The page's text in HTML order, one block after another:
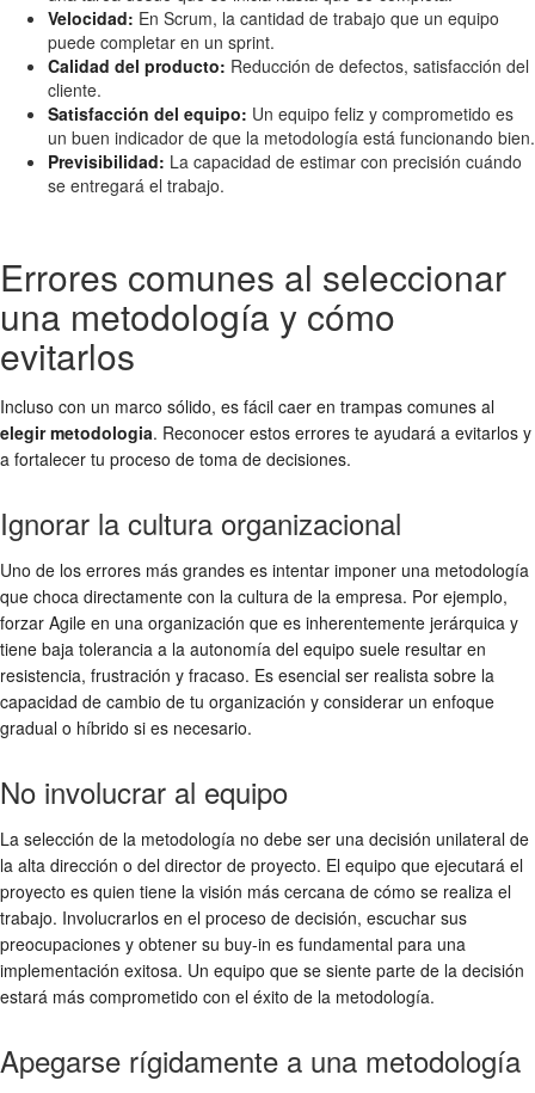
Velocidad: En Scrum, la cantidad de trabajo que un equipo
puede completar en un sprint.
Calidad del producto: Reducción de defectos, satisfacción del
cliente.
Satisfacción del equipo: Un equipo feliz y comprometido es
un buen indicador de que la metodología está funcionando bien.
Previsibilidad: La capacidad de estimar con precisión cuándo
se entregará el trabajo.
Errores comunes al seleccionar
una metodología y cómo
evitarlos
Incluso con un marco sólido, es fácil caer en trampas comunes al
elegir metodologia. Reconocer estos errores te ayudará a evitarlos y
a fortalecer tu proceso de toma de decisiones.
Ignorar la cultura organizacional
Uno de los errores más grandes es intentar imponer una metodología
que choca directamente con la cultura de la empresa. Por ejemplo,
forzar Agile en una organización que es inherentemente jerárquica y
tiene baja tolerancia a la autonomía del equipo suele resultar en
resistencia, frustración y fracaso. Es esencial ser realista sobre la
capacidad de cambio de tu organización y considerar un enfoque
gradual o híbrido si es necesario.
No involucrar al equipo
La selección de la metodología no debe ser una decisión unilateral de
la alta dirección o del director de proyecto. El equipo que ejecutará el
proyecto es quien tiene la visión más cercana de cómo se realiza el
trabajo. Involucrarlos en el proceso de decisión, escuchar sus
preocupaciones y obtener su buy-in es fundamental para una
implementación exitosa. Un equipo que se siente parte de la decisión
estará más comprometido con el éxito de la metodología.
Apegarse rígidamente a una metodología